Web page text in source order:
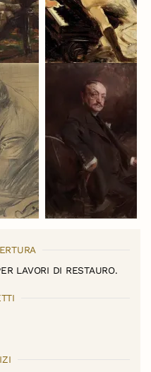
LAVORI DI RESTAURO.